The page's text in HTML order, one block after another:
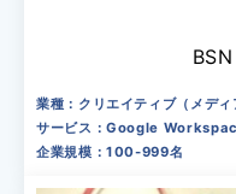
業種：クリエイティブ（メディ
サービス：Google
企業規模：100-999名